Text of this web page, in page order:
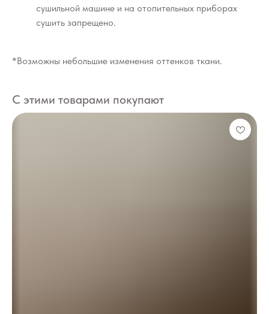
сушильной машине и на отопительных приборах
сушить запрещено.
*Возможны небольшие изменения оттенков ткани.
С этими товарами покупают